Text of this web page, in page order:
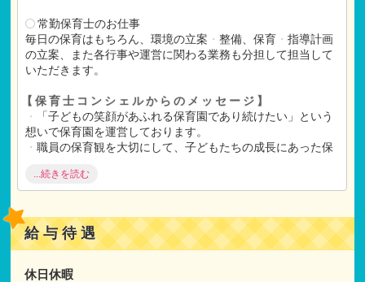
常勤保育士のお仕事
毎日の保育はもちろん、環境の立案 ・ 整備、保育・ 指導計画
の立案、また各行事や運営に関わる業務も分担して担当して
いただきます。
【保育士コンシェルからのメッセージ】
・
「子どもの笑顔があふれる保育園であり続けたい」という
想いで保育園を運営しております。
・ 職員の保育観を大切にして、子どもたちの成長にあった保
・職員の心と体の余裕は、保育の質に影響するという考えか
ら、仕事とプライベートのバランスを保てているように工夫
【ご選考】
↓
...続きを読む
給与待遇
休日休暇